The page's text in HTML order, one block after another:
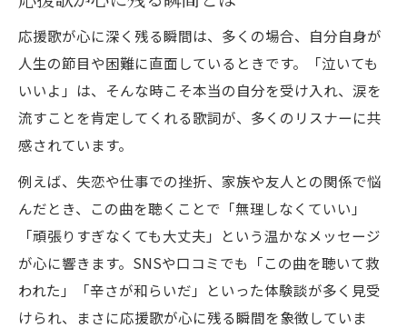
応援歌が心に深く残る瞬間は、多くの場合、自分自身が
人生の節目や困難に直面しているときです。「泣いても
いいよ」は、そんな時こそ本当の自分を受け入れ、涙を
流すことを肯定してくれる歌詞が、多くのリスナーに共
感されています。
例えば、失恋や仕事での挫折、家族や友人との関係で悩
んだとき、この曲を聴くことで「無理しなくていい」
「頑張りすぎなくても大丈夫」という温かなメッセージ
が心に響きます。SNSや口コミでも「この曲を聴いて救
われた」「辛さが和らいだ」といった体験談が多く見受
けられ、まさに応援歌が心に残る瞬間を象徴していま